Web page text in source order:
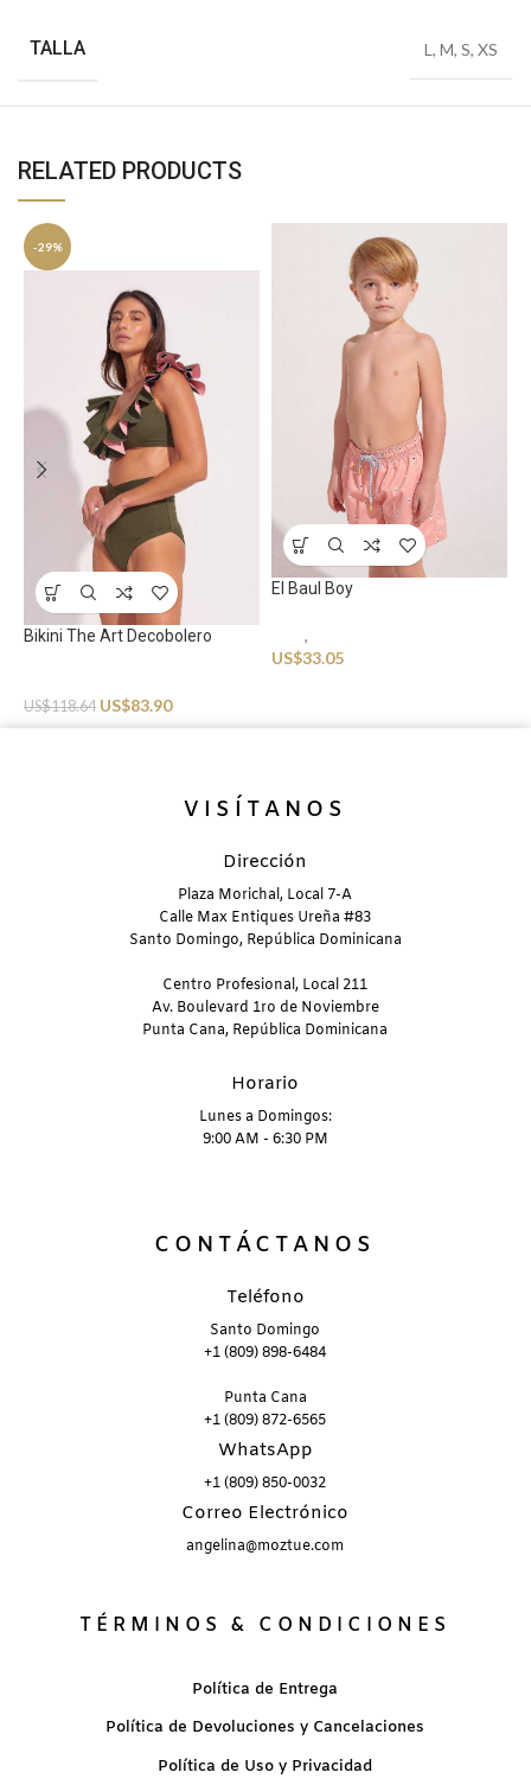
TALLA L,M,S,XS
RELATED PRODUCTS
-29%
Bikini The Art Decobolero
US$118.64 US$83.90
El Baul Boy
,
US$33.05
VISÍTANOS
Dirección
Plaza Morichal, Local 7-A
Calle Max Entiques Ureña #83
Santo Domingo, República Dominicana
Centro Profesional, Local 211
Av. Boulevard 1ro de Noviembre
Punta Cana, República Dominicana
Horario
Lunes a Domingos:
9:00 AM - 6:30 PM
CONTÁCTANOS
Teléfono
Santo Domingo
+1 (809) 898-6484
Punta Cana
+1 (809) 872-6565
WhatsApp
+1 (809) 850-0032
Correo Electrónico
angelina@moztue.com
TÉRMINOS & CONDICIONES
Política de Entrega
Política de Devoluciones y Cancelaciones
Política de Uso y Privacidad